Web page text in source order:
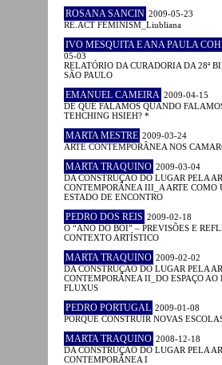
ROSANA SANCIN 2009-05-23
RE.ACT FEMINISM_Liubliana
IVO MESQUITA E ANA PAULA
05-03
RELATÓRIO DA CURADORIA DA 28ª
SÃO PAULO
EMANUEL CAMEIRA 2009-04-15
DE QUE FALAMOS QUANDO
TEHCHING HSIEH? *
MARTA MESTRE 2009-03-24
ARTE CONTEMPORÂNEA NOS
MARTA TRAQUINO 2009-03-04
DA CONSTRUÇÃO DO LUGAR PELA
CONTEMPORÂNEA III_A ARTE COMO
ESTADO DE ENCONTRO
PEDRO DOS REIS 2009-02-18
O “ANO DO BOI” – PREVISÕES E
CONTEXTO ARTÍSTICO
MARTA TRAQUINO 2009-02-02
DA CONSTRUÇÃO DO LUGAR PELA
CONTEMPORÂNEA II_DO ESPAÇO AO
FLUXUS
PEDRO PORTUGAL 2009-01-08
PORQUÊ CONSTRUIR NOVAS
MARTA TRAQUINO 2008-12-18
DA CONSTRUÇÃO DO LUGAR PELA
CONTEMPORÂNEA I